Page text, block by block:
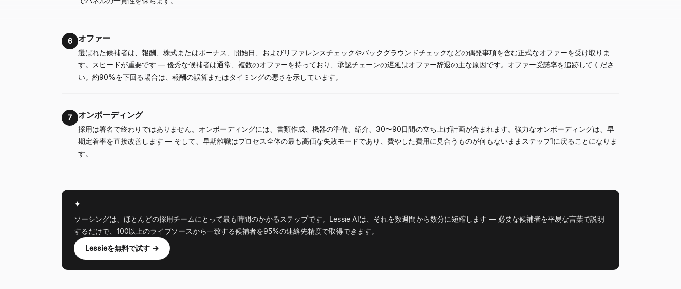
6 オファー
選ばれた候補者は、報酬、株式またはボーナス、開始日、およびリファレンスチェックやバックグラウンドチェックなどの偶発事項を含む正式なオファーを受け取りま
す。スピードが重要です — 優秀な候補者は通常、複数のオファーを持っており、承認チェーンの遅延はオファー辞退の主な原因です。オファー受諾率を追跡してくださ
い。約90%を下回る場合は、報酬の誤算またはタイミングの悪さを示しています。
7 オンボーディング
採用は署名で終わりではありません。オンボーディングには、書類作成、機器の準備、紹介、30〜90日間の立ち上げ計画が含まれます。強力なオンボーディングは、早
期定着率を直接改善します — そして、早期離職はプロセス全体の最も高価な失敗モードであり、費やした費用に見合うものが何もないままステップ1に戻ることになりま
す。
✦
ソーシングは、ほとんどの採用チームにとって最も時間のかかるステップです。Lessie AIは、それを数週間から数分に短縮します — 必要な候補者を平易な言葉で説明
するだけで、100以上のライブソースから一致する候補者を95%の連絡先精度で取得できます。
Lessieを無料で試す →